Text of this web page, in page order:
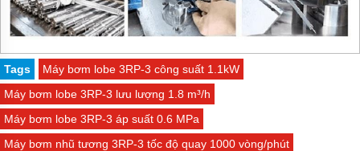
Tags
Máy bơm lobe 3RP-3 công suất 1.1kW
Máy bơm lobe 3RP-3 lưu lượng 1.8 m³/h
Máy bơm lobe 3RP-3 áp suất 0.6 MPa
Máy bơm nhũ tương 3RP-3 tốc độ quay 1000 vòng/phút